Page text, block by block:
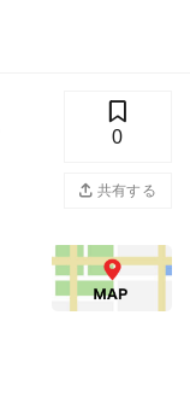
0
共有する